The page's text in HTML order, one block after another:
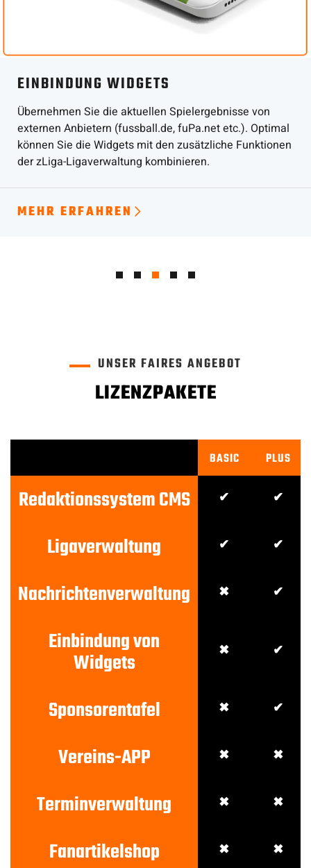
DESIGN UND LAYOUT
Wir erstellen das Webdesign Ihrer Vereinshomepage
individuell oder sie wählen ein fertiges Webdesign aus.
Sie können Ihre Homepage nach Ihren Wünschen
anpassen. Sie haben den Zugriff auf alle
UNSER FAIRES ANGEBOT
LIZENZPAKETE
BASIC PLUS
Redaktionssystem CMS ✔ ✔
Ligaverwaltung ✔ ✔
Nachrichtenverwaltung ✖ ✔
Einbindung von
Widgets ✖ ✔
Sponsorentafel ✖ ✔
Vereins-APP ✖ ✖
Terminverwaltung ✖ ✖
Fanartikelshop ✖ ✖